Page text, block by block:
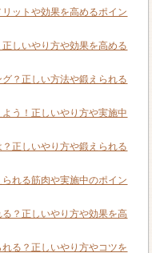
ットや効果を高めるポイン
しいやり方や効果を高める
？正しい方法や鍛えられる
う！正しいやり方や実施中
正しいやり方や鍛えられる
れる筋肉や実施中のポイン
？正しいやり方や効果を高
る？正しいやり方やコツを